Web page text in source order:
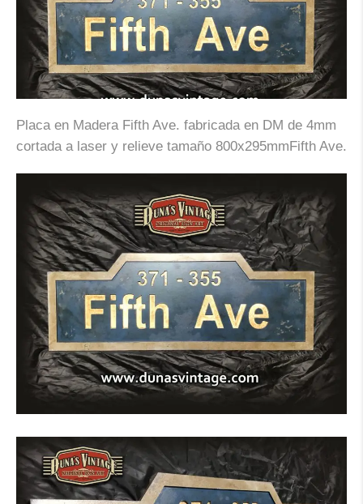
Placa en Madera Fifth Ave. fabricada en DM de 4mm
cortada a laser y relieve tamaño 800x295mmFifth Ave.